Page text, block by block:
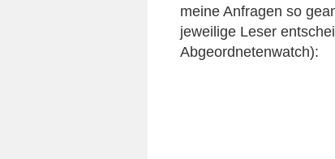
meine Anfragen so
jeweilige Leser
Abgeordnetenwatch):